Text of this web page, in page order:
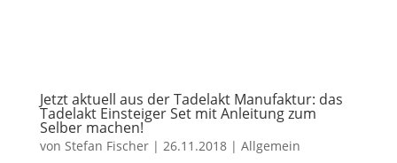
Jetzt aktuell aus der Tadelakt Manufaktur: das
Tadelakt Einsteiger Set mit Anleitung zum
Selber machen!
von Stefan Fischer| 26.11.2018| Allgemein